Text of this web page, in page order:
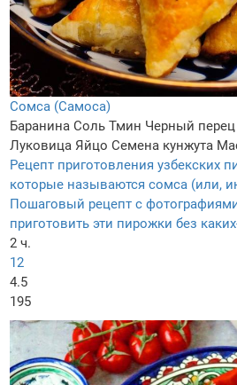
Сомса (Самоса)
Баранина Соль Тмин Черный перец
Луковица Яйцо Семена кунжута
Рецепт приготовления узбекских
которые называются сомса (или,
Пошаговый рецепт с
приготовить эти пирожки без
2 ч.
12
4.5
195